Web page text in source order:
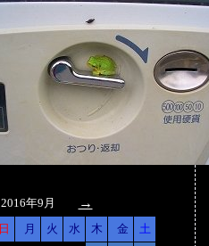
2016年9月 →
日 月 火 水 木 金
土